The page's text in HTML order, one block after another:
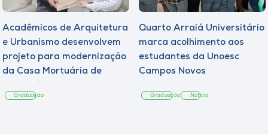
Acadêmicos de Arquitetura
e Urbanismo desenvolvem
projeto para modernização
da Casa Mortuária de
Graduação
Quarto Arraiá Universitário
marca acolhimento aos
estudantes da Unoesc
Campos Novos
Graduação Notícia